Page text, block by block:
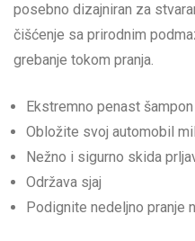
posebno dizajniran za
čišćenje sa prirodnim
grebanje tokom pranja.
Ekstremno penast šampon
Obložite svoj automobil
Nežno i sigurno skida
Održava sjaj
Podignite nedeljno pranje